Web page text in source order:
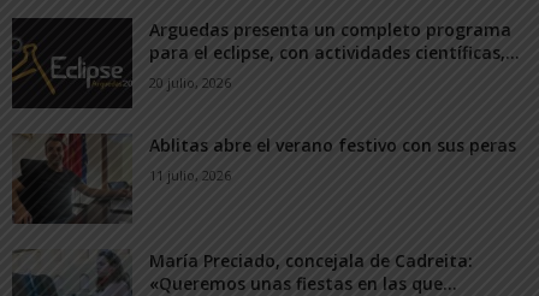
Arguedas presenta un completo programa
para el eclipse, con actividades científicas,...
20 julio, 2026
Ablitas abre el verano festivo con sus peras
11 julio, 2026
María Preciado, concejala de Cadreita:
«Queremos unas fiestas en las que...